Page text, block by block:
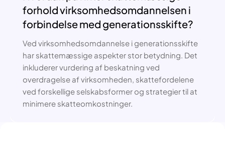
forhold virksomhedsomdannelsen i
forbindelse med generationsskifte?
Ved virksomhedsomdannelse i generationsskifte
har skattemæssige aspekter stor betydning. Det
inkluderer vurdering af beskatning ved
overdragelse af virksomheden, skattefordelene
ved forskellige selskabsformer og strategier til at
minimere skatteomkostninger.